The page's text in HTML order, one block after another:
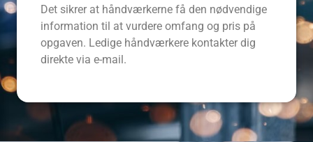
Det sikrer at håndværkerne få den nødvendige
information til at vurdere omfang og pris på
opgaven. Ledige håndværkere kontakter dig
direkte via e-mail.